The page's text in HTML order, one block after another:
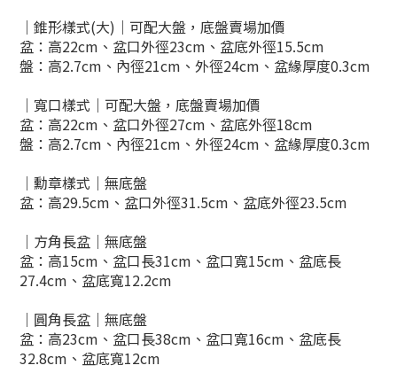
｜錐形樣式(大) ｜可配大盤 ，底盤賣場加價
盆： 高22cm、盆口外徑23cm、盆底外徑15.5cm
盤： 高2.7cm、 內徑21cm、外徑24cm、盆緣厚度0.3cm
｜寬口樣式 ｜可配大盤 ，底盤賣場加價
盆： 高22cm、盆口外徑27cm、盆底外徑18cm
盤： 高2.7cm、 內徑21cm、外徑24cm、盆緣厚度0.3cm
｜勳章樣式 ｜無底盤
盆： 高29.5cm、盆口外徑31.5cm、盆底外徑23.5cm
｜方角長盆 ｜ 無底盤
盆：高15cm、盆口長31cm、盆口寬15cm、盆底長
27.4cm、盆底寬12.2cm
｜圓角長盆 ｜ 無底盤
盆： 高23cm、盆口長38cm、 盆口寬16cm、盆底長
32.8cm、盆底寬12cm